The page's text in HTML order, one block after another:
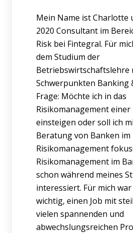
Mein Name ist Charlotte
2020 Consultant im
Risk bei Fintegral. Für
dem Studium der
Betriebswirtschaftslehre
Schwerpunkten Banking
Frage: Möchte ich in das
Risikomanagement einer
einsteigen oder soll ich
Beratung von Banken im
Risikomanagement
Risikomanagement im
schon während meines
interessiert. Für mich
wichtig, einen Job mit
vielen spannenden und
abwechslungsreichen